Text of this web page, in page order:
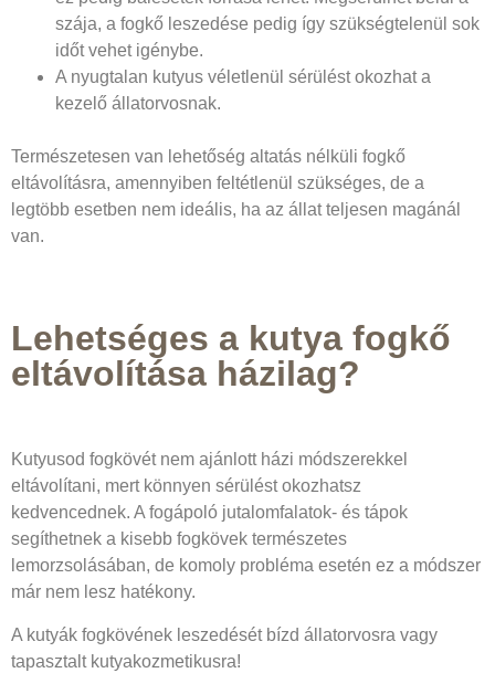
szája, a fogkő leszedése pedig így szükségtelenül sok
időt vehet igénybe.
A nyugtalan kutyus véletlenül sérülést okozhat a
kezelő állatorvosnak.
Természetesen van lehetőség altatás nélküli fogkő
eltávolításra, amennyiben feltétlenül szükséges, de a
legtöbb esetben nem ideális, ha az állat teljesen magánál
van.
Lehetséges a kutya fogkő
eltávolítása házilag?
Kutyusod fogkövét nem ajánlott házi módszerekkel
eltávolítani, mert könnyen sérülést okozhatsz
kedvencednek. A fogápoló jutalomfalatok- és tápok
segíthetnek a kisebb fogkövek természetes
lemorzsolásában, de komoly probléma esetén ez a módszer
már nem lesz hatékony.
A kutyák fogkövének leszedését bízd állatorvosra vagy
tapasztalt kutyakozmetikusra!